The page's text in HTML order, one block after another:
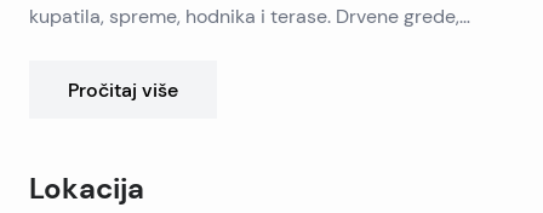
kupatila, spreme, hodnika i terase. Drvene grede,
Pročitaj više
Lokacija